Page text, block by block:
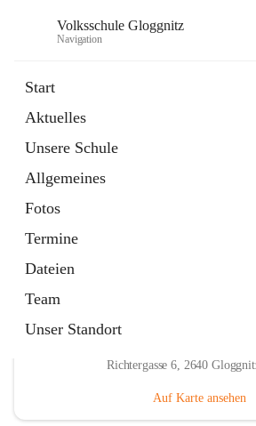
Volksschule Gloggnitz
Navigation
Start
Aktuelles
Unsere Schule
Allgemeines
Fotos
Termine
Dateien
Team
Unser Standort
Seite
in
Tab
Elternverein
öffnet
in
neuem
Tab
Richtergasse 6, 2640
Auf Karte ansehen